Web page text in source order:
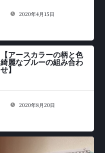
2020年4月15日
【アースカラーの柄と色
綺麗なブルーの組み合わ
せ】
2020年8月20日